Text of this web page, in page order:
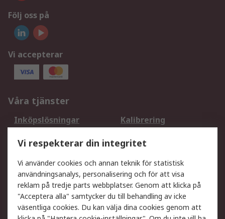
Följ oss på
Vi accepterar
Våra tjänster
Inköpslösningar
Kalibrering
DesignSpark
Teknisk Support
Ditt lokala säljteam
Exportlösningar
Support
Få hjälp
Retur av varor
Vi respekterar din integritet
Vi använder cookies och annan teknik för statistisk
användningsanalys, personalisering och för att visa
reklam på tredje parts webbplatser. Genom att klicka på
"Acceptera alla" samtycker du till behandling av icke
väsentliga cookies. Du kan välja dina cookies genom att